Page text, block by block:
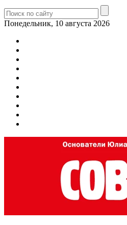
Понедельник, 10 августа 2026